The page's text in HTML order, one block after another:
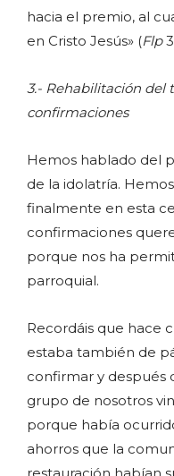
hacia el premio, al
en Cristo Jesús» (Flp
3.- Rehabilitación del
confirmaciones
Hemos hablado del
de la idolatría.
finalmente en esta
confirmaciones
porque nos ha
parroquial.
Recordáis que hace
estaba también de
confirmar y después
grupo de nosotros
porque había
ahorros que la